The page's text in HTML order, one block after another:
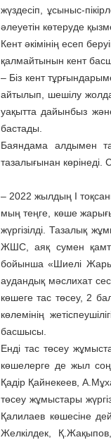
жүздесіп, ұсыныс-
әлеуетін көтеруде
Кент әкімінің есеп
қалмайтынын кент
– Біз кент
айтылып, шешілу
уақытта дайынбыз
бастады.
Баяндама алдымен
тазалығынан
– 2022 жылдың І
мың теңге, көше
жүргізілді. Тазалық
ЖШС, аяқ сумен
бойынша «Шиелі
аудандық мәслихат
көшеге тас төсеу, 2
көлемінің
басшысы.
Енді тас төсеу
көшелерге де жыл
Қадір Қайнекеев,
төсеу жұмыстары
Қалилаев көшесіне
Желкілдек,